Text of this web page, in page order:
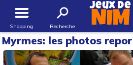
Shopping Recherche
Jeux de
NIM
Myrmes: les photos